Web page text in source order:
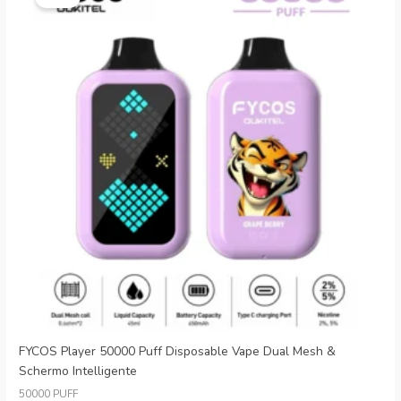
FYCOS Player 50000 Puff Disposable Vape Dual Mesh &
Schermo Intelligente
50000 PUFF
originale
era:
attuale